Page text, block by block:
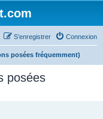
Connexion
S’enregistrer
posées fréquemment)
posées